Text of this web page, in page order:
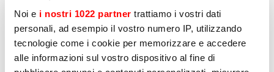
Noi e i nostri 1022 partner trattiamo i vostri dati
personali, ad esempio il vostro numero IP, utilizzando
tecnologie come i cookie per memorizzare e accedere
alle informazioni sul vostro dispositivo al fine di
МЯСОРУБКИ/ТЕРКИ
TCG 12 DAKOTA